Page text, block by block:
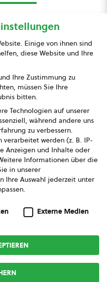
GmbH
bio austria
Einige von ihnen sind
diese Website und Ihre
Ihre Zustimmung zu
müssen Sie Ihre
bitten.
Technologien auf unserer
während andere uns
zu verbessern.
verarbeitet werden (z. B. IP-
Anzeigen und Inhalte oder
Informationen über die
in unserer
Ihre Auswahl jederzeit unter
Externe Medien